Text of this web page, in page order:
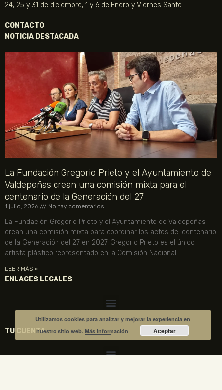
24, 25 y 31 de diciembre, 1 y 6 de Enero y Viernes Santo
CONTACTO
NOTICIA DESTACADA
La Fundación Gregorio Prieto y el Ayuntamiento de
Valdepeñas crean una comisión mixta para el
centenario de la Generación del 27
1 julio, 2026 No hay comentarios
La Fundación Gregorio Prieto y el Ayuntamiento de Valdepeñas
crean una comisión mixta para coordinar los actos del centenario
de la Generación del 27 en 2027. Gregorio Prieto es el único
artista plástico representado en la Comisión Nacional.
LEER MÁS »
ENLACES LEGALES
TU CUENTA
Utilizamos cookies para analizar y mejorar la experiencia en
nuestro sitio web.Más información Aceptar